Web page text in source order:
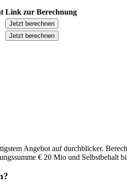
Link zur Berechnung
Jetzt berechnen
Jetzt berechnen
Angebot auf durchblicker.
€ 20 Mio und Selbstbehalt
?